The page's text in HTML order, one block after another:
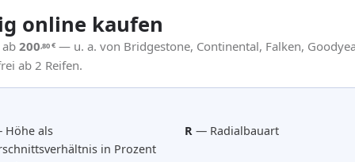
online kaufen
200 ,80€ — u. a. von Bridgestone, Continental, Falken,
ab 2 Reifen.
als
in Prozent
R — Radialbauart